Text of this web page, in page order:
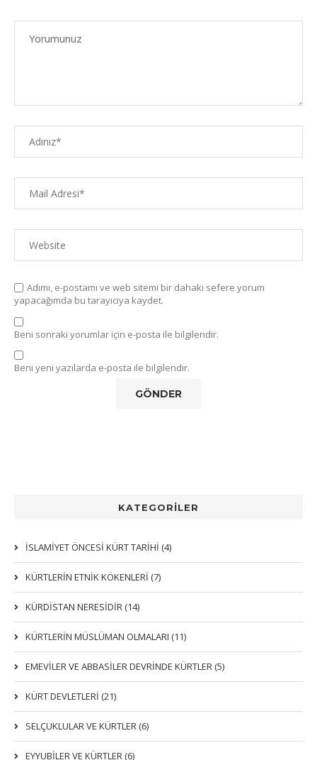
Adımı, e-postamı ve web sitemi bir dahaki sefere yorum
yapacağımda bu tarayıcıya kaydet.
Beni sonraki yorumlar için e-posta ile bilgilendir.
Beni yeni yazılarda e-posta ile bilgilendir.
KATEGORİLER
İSLAMİYET ÖNCESİ KÜRT TARİHİ (4)
KÜRTLERIN ETNIK KÖKENLERI (7)
KÜRDİSTAN NERESİDİR (14)
KÜRTLERİN MÜSLÜMAN OLMALARI (11)
EMEVİLER VE ABBASİLER DEVRİNDE KÜRTLER (5)
KÜRT DEVLETLERİ (21)
SELÇUKLULAR VE KÜRTLER (6)
EYYUBİLER VE KÜRTLER (6)